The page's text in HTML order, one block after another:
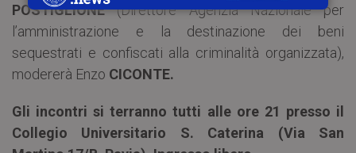
POSTIGLIONE(Direttore Agenzia Nazionale per
l’amministrazione e la destinazione dei beni
sequestrati e confiscati alla criminalità organizzata),
modererà Enzo CICONTE.
Gli incontri si terranno tutti alle ore 21 presso il
Collegio Universitario S. Caterina (Via San